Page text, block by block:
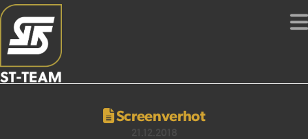
Screenverhot